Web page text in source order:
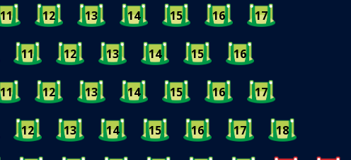
11 12 13 14 15 16
17
11 12 13 14 15
16
11 12 13 14 15 16
17
12 13 14 15 16 17
18